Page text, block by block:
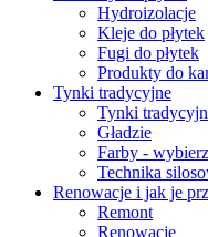
Hydroizolacje
Kleje do płytek
Fugi do płytek
Produkty do
Tynki tradycyjne
Tynki
Gładzie
Farby -
Technika
Renowacje i jak je
Remont
Renowacje